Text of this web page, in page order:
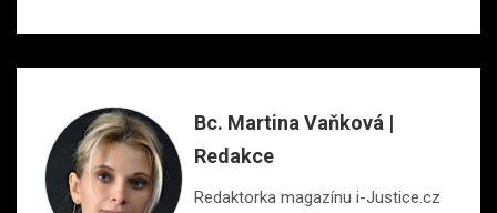
Bc. Martina Vaňková |
Redakce
Redaktorka magazínu i-Justice.cz